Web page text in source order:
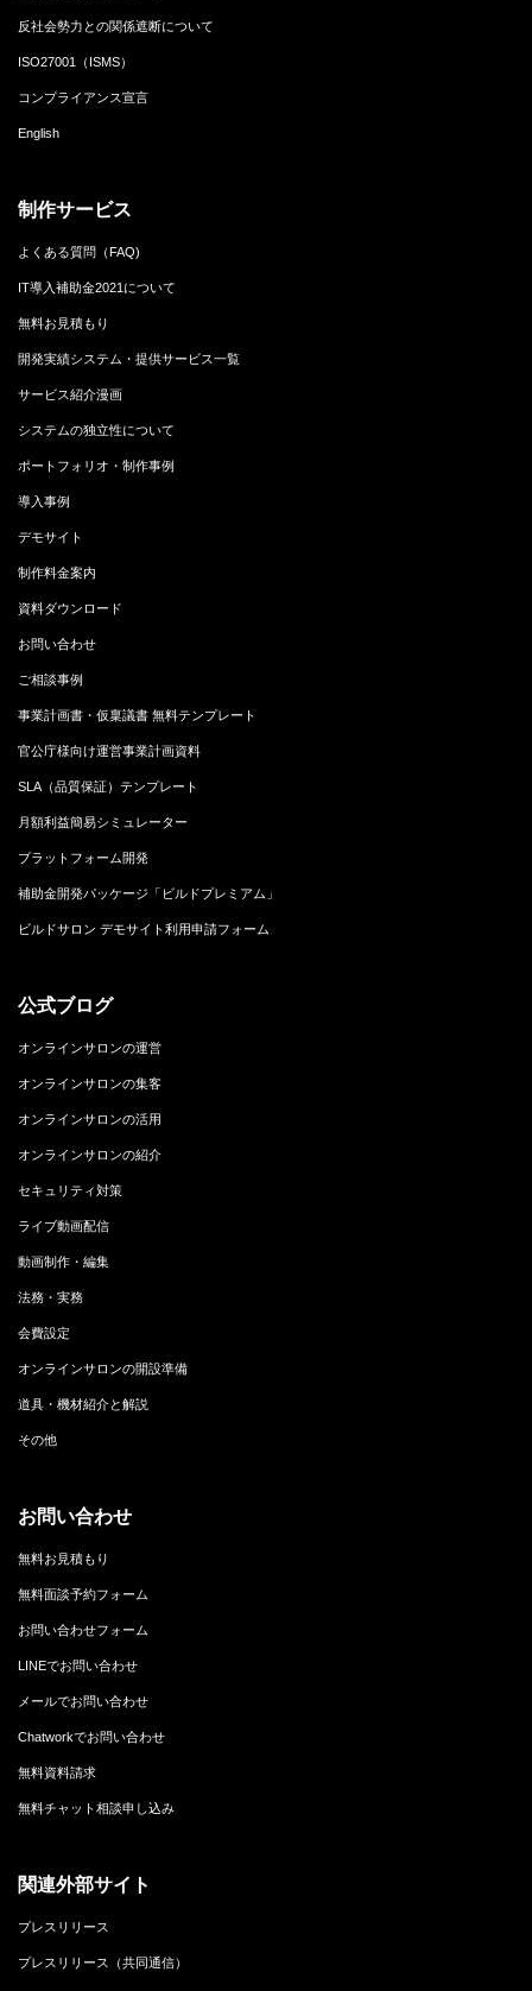
反社会勢力との関係遮断について
ISO27001（ISMS）
コンプライアンス宣言
English
制作サービス
よくある質問（FAQ)
IT導入補助金2021について
無料お見積もり
開発実績システム・提供サービス一覧
サービス紹介漫画
システムの独立性について
ポートフォリオ・制作事例
導入事例
デモサイト
制作料金案内
資料ダウンロード
お問い合わせ
ご相談事例
事業計画書・仮稟議書 無料テンプレート
官公庁様向け運営事業計画資料
SLA（品質保証）テンプレート
月額利益簡易シミュレーター
プラットフォーム開発
補助金開発パッケージ「ビルドプレミアム」
ビルドサロン デモサイト利用申請フォーム
公式ブログ
オンラインサロンの運営
オンラインサロンの集客
オンラインサロンの活用
オンラインサロンの紹介
セキュリティ対策
ライブ動画配信
動画制作・編集
法務・実務
会費設定
オンラインサロンの開設準備
道具・機材紹介と解説
その他
お問い合わせ
無料お見積もり
無料面談予約フォーム
お問い合わせフォーム
LINEでお問い合わせ
メールでお問い合わせ
Chatworkでお問い合わせ
無料資料請求
無料チャット相談申し込み
関連外部サイト
プレスリリース
プレスリリース（共同通信）